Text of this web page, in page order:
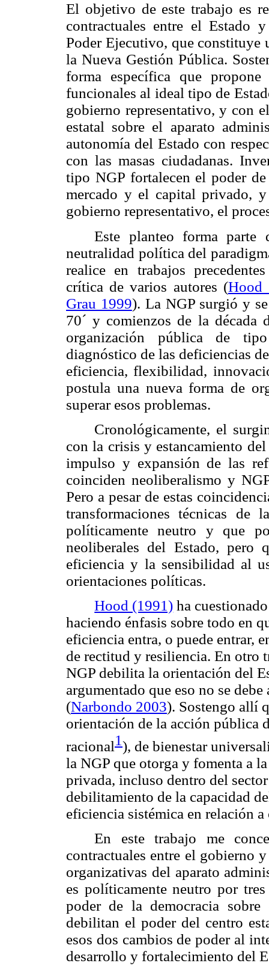
El objetivo de este trabajo es
contractuales entre el Estado
Poder Ejecutivo, que constituye
la Nueva Gestión Pública.
forma específica que
funcionales al ideal tipo de
gobierno representativo, y con
estatal sobre el aparato
autonomía del Estado con
con las masas ciudadanas.
tipo NGP fortalecen el poder
mercado y el capital privado,
gobierno representativo, el
Este planteo forma parte
neutralidad política del
realice en trabajos
crítica de varios autores (Hood
Grau 1999). La NGP surgió y
70´ y comienzos de la década
organización pública de tipo
diagnóstico de las deficiencias
eficiencia, flexibilidad,
postula una nueva forma de
superar esos problemas.
Cronológicamente, el
con la crisis y estancamiento
impulso y expansión de las
coinciden neoliberalismo y
Pero a pesar de estas
transformaciones técnicas
políticamente neutro y que
neoliberales del Estado, pero
eficiencia y la sensibilidad al
orientaciones políticas.
Hood (1991) ha
haciendo énfasis sobre todo en
eficiencia entra, o puede entrar,
de rectitud y resiliencia. En otro
NGP debilita la orientación del
argumentado que eso no se
(Narbondo 2003). Sostengo allí
orientación de la acción pública
racional1), de bienestar
la NGP que otorga y fomenta a
privada, incluso dentro del
debilitamiento de la capacidad
eficiencia sistémica en relación
En este trabajo me
contractuales entre el gobierno
organizativas del aparato
es políticamente neutro por
poder de la democracia
debilitan el poder del centro
esos dos cambios de poder al
desarrollo y fortalecimiento del